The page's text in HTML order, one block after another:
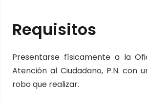
Requisitos
Presentarse físicamente a la
Atención al Ciudadano, P.N. con
robo que realizar.